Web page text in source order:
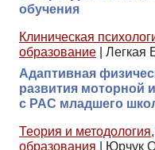
обучения
Клиническая
образование
Легкая
Адаптивная
развития моторной
с РАС младшего
Теория и методология,
образования
Юрчук